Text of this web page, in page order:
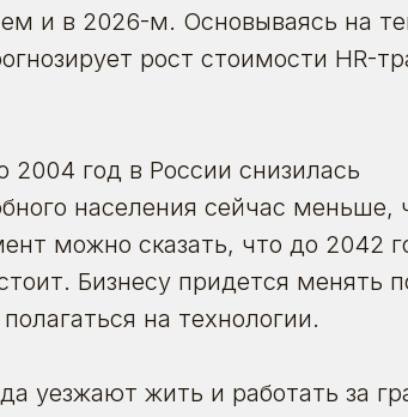
и в 2026-м. Основываясь на
рост стоимости HR-
2004 год в России снизилась
населения сейчас меньше,
можно сказать, что до 2042
Бизнесу придется менять
на технологии.
уезжают жить и работать за